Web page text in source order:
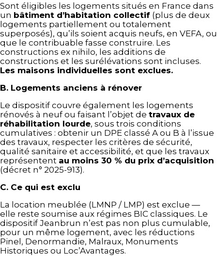
Sont éligibles les logements situés en France dans
un bâtiment d’habitation collectif (plus de deux
logements partiellement ou totalement
superposés), qu’ils soient acquis neufs, en VEFA, ou
que le contribuable fasse construire. Les
constructions ex nihilo, les additions de
constructions et les surélévations sont incluses.
Les maisons individuelles sont exclues.
B. Logements anciens à rénover
Le dispositif couvre également les logements
rénovés à neuf ou faisant l’objet de travaux de
réhabilitation lourde, sous trois conditions
cumulatives : obtenir un DPE classé A ou B à l’issue
des travaux, respecter les critères de sécurité,
qualité sanitaire et accessibilité, et que les travaux
représentent au moins 30 % du prix d’acquisition
(décret n° 2025-913).
C. Ce qui est exclu
La location meublée (LMNP / LMP) est exclue —
elle reste soumise aux régimes BIC classiques. Le
dispositif Jeanbrun n’est pas non plus cumulable,
pour un même logement, avec les réductions
Pinel, Denormandie, Malraux, Monuments
Historiques ou Loc’Avantages.